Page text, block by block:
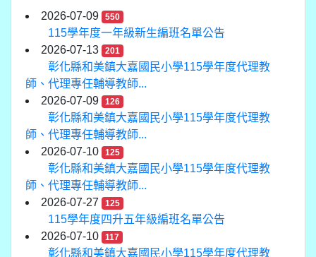
2026-07-09 550
115學年度一年級新生編班名單公告
2026-07-13
201
彰化縣和美鎮大嘉國民小學115學年度代理教
師、代理專任輔導教師...
2026-07-09
126
彰化縣和美鎮大嘉國民小學115學年度代理教
師、代理專任輔導教師...
2026-07-10
125
彰化縣和美鎮大嘉國民小學115學年度代理教
師、代理專任輔導教師...
2026-07-27
125
115學年度四升五年級編班名單公告
2026-07-10
117
彰化縣和美鎮大嘉國民小學115學年度代理教